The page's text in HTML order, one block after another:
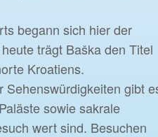
begann sich hier der
trägt Baška den Titel
Kroatiens.
Sehenswürdigkeiten gibt
sowie sakrale
wert sind. Besuchen